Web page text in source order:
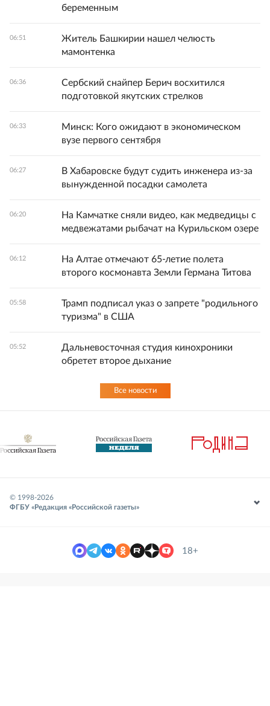
беременным
06:51
Житель Башкирии нашел челюсть
мамонтенка
06:36
Сербский снайпер Берич восхитился
подготовкой якутских стрелков
06:33
Минск: Кого ожидают в экономическом
вузе первого сентября
06:27
В Хабаровске будут судить инженера из-за
вынужденной посадки самолета
06:20
На Камчатке сняли видео, как медведицы с
медвежатами рыбачат на Курильском озере
06:12
На Алтае отмечают 65-летие полета
второго космонавта Земли Германа Титова
05:58
Трамп подписал указ о запрете "родильного
туризма" в США
05:52
Дальневосточная студия кинохроники
обретет второе дыхание
Все новости
© 1998-2026
ФГБУ «Редакция «Российской газеты»
18+